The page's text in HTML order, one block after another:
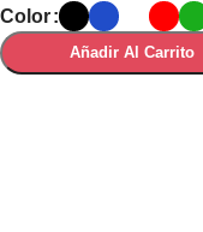
Color
Añadir Al Carrito